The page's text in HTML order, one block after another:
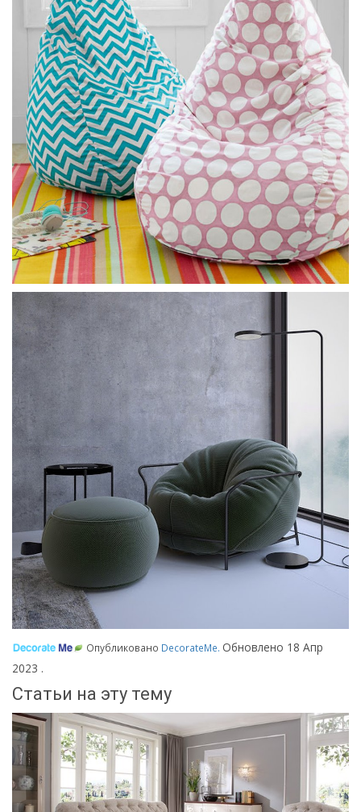
Опубликовано DecorateMe. Обновлено 18 Апр
2023 .
Статьи на эту тему